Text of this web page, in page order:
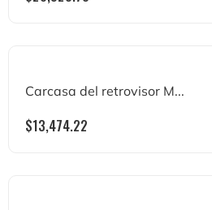
Carcasa del retrovisor M...
$13,474.22